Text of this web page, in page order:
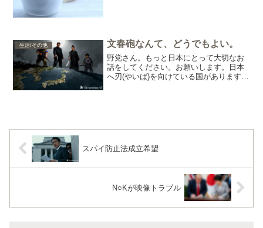
生活/その他 文春砲なんて、どうでもよい。
野党さん。もっと日本にとって大切なお
話をしてください。お願いします。日本
へ刃(やいば)を向けている国があります。
スパイ防止法成立希望
N○Kが映像トラブル